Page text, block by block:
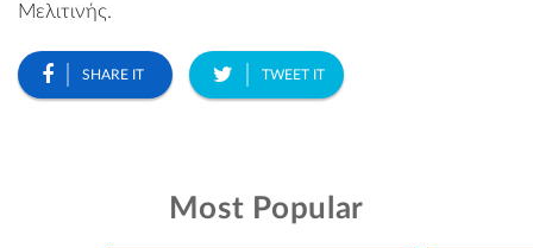
Μελιτινής.
SHARE IT TWEET IT
Most Popular